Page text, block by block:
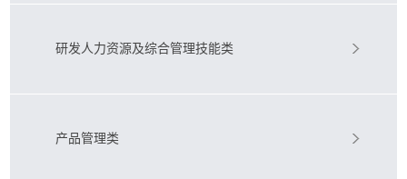
研发人力资源及综合管理技能类
产品管理类